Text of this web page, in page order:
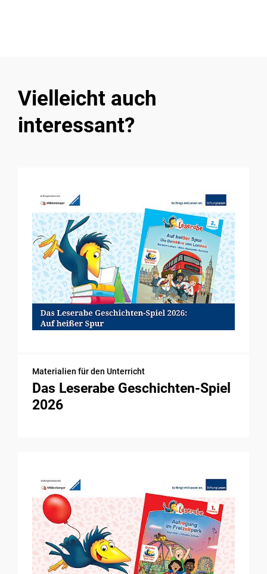
Vielleicht auch
interessant?
Materialien für den Unterricht
Das Leserabe Geschichten-Spiel
2026